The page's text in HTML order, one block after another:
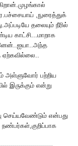
,நுரைத்துக்
தலையும் நீரில்
காட்சி...மாறாக
அள்ளுவோர் பற்றிய
இருக்கும் என்று
செய்யவேண்டும் என்பது